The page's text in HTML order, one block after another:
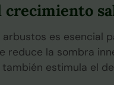
crecimiento
es esencial
reduce la sombra
estimula el